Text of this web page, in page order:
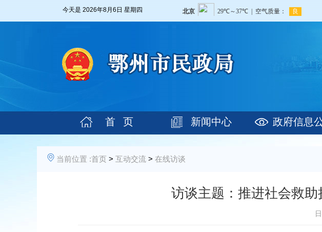
今天是 2026年8月6日 星期四
首 页 新闻中心 政府信息
当前位置 :首页 > 互动交流 > 在线访谈
访谈主题：推进社会救